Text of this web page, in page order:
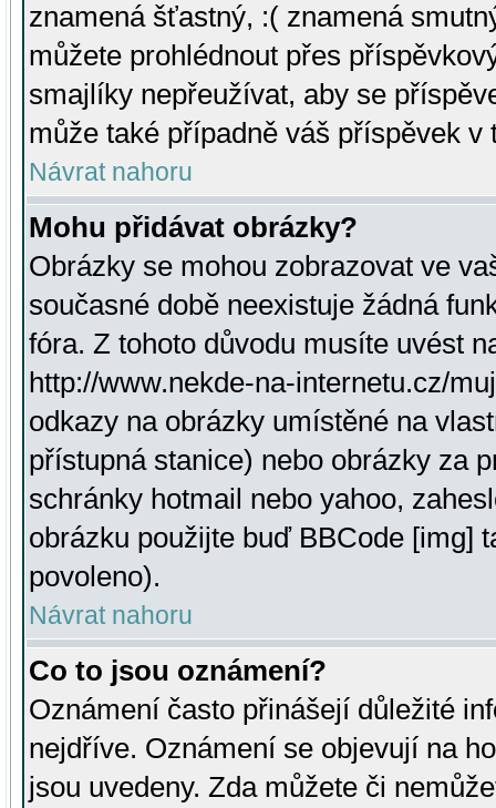
znamená šťastný, :( znamená
můžete prohlédnout přes
smajlíky nepřeužívat, aby se
může také případně váš příspěvek v
Návrat nahoru
Mohu přidávat obrázky?
Obrázky se mohou zobrazovat ve
současné době neexistuje žádná
fóra. Z tohoto důvodu musíte uvést
http://www.nekde-na-internetu.cz/
odkazy na obrázky umístěné na
přístupná stanice) nebo obrázky za
schránky hotmail nebo yahoo,
obrázku použijte buď BBCode [img]
povoleno).
Návrat nahoru
Co to jsou oznámení?
Oznámení často přinášejí důležité
nejdříve. Oznámení se objevují na
jsou uvedeny. Zda můžete či